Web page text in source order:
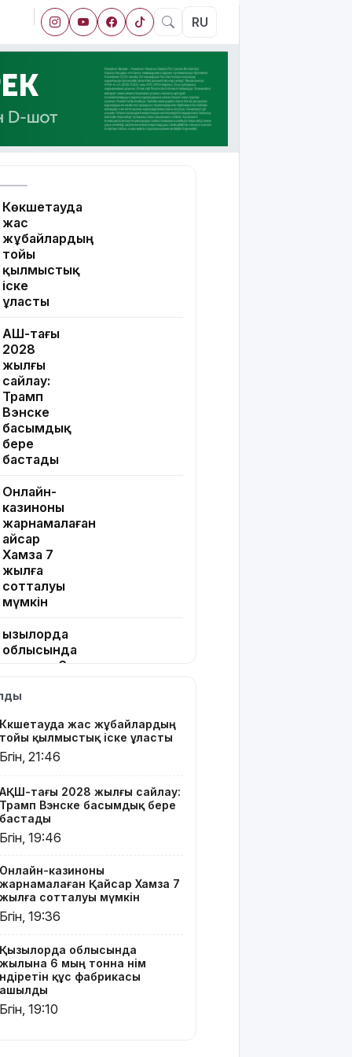
RU
Көкшетауда
жас
жұбайлардың
тойы
қылмыстық
іске
ұласты
АҚШ-тағы
2028
жылғы
сайлау:
Трамп
Вэнске
басымдық
бере
бастады
Онлайн-
казиноны
жарнамалаған
Қайсар
Хамза 7
жылға
сотталуы
мүмкін
Қызылорда
облысында
жылына 6
өнім
құс
фабрикасы
ашылды
Балағат
сөздер
жариялаған
TikTok
қамауға
алынды
Құтқарушылар
метр
биіктіктегі
туристерге
көмек
көрсетті
Көкшетауда жас жұбайлардың
тойы қылмыстық іске ұласты
Бүгін, 21:46
АҚШ-тағы 2028 жылғы сайлау:
Трамп Вэнске басымдық бере
бастады
Бүгін, 19:46
Онлайн-казиноны
жарнамалаған Қайсар Хамза 7
жылға сотталуы мүмкін
Бүгін, 19:36
Қызылорда облысында
жылына 6 мың тонна өнім
өндіретін құс фабрикасы
ашылды
Бүгін, 19:10